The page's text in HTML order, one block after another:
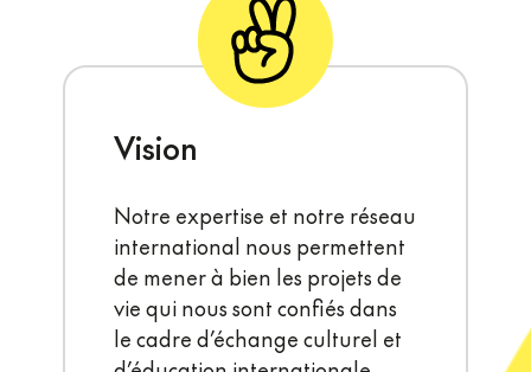
Vision
Notre expertise et notre réseau
international nous permettent
de mener à bien les projets de
vie qui nous sont confiés dans
le cadre d’échange culturel et